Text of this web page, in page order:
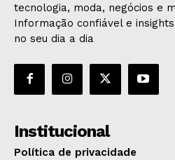
tecnologia, moda, negócios e
Informação confiável e
no seu dia a dia
Institucional
Política de privacidade